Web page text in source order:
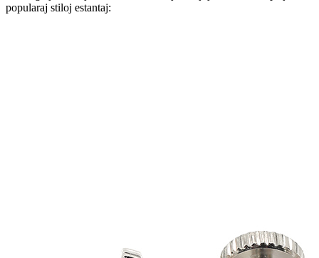
popularaj stiloj estantaj: